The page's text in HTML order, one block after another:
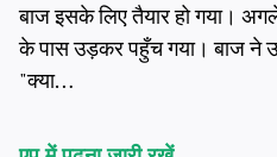
बाज इसके लिए तैयार हो गया।
के पास उड़कर पहुँच गया। बाज ने
"क्या…